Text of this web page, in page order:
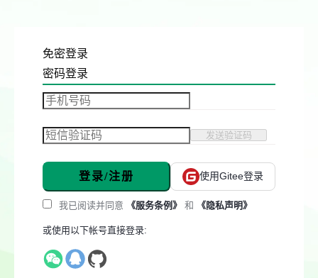
免密登录
密码登录
发送验证码
登录/注册 使用Gitee登录
我已阅读并同意 《服务条例》 和 《隐私声明》
或使用以下帐号直接登录: